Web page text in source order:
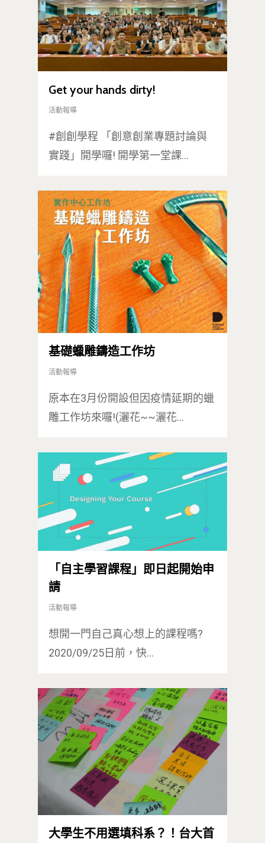
Get your hands dirty!
活動報導
#創創學程 「創意創業專題討論與
實踐」開學囉! 開學第一堂課…
基礎蠟雕鑄造工作坊
活動報導
原本在3月份開設但因疫情延期的蠟
雕工作坊來囉!(灑花~~灑花…
「自主學習課程」即日起開始申
請
活動報導
想開一門自己真心想上的課程嗎?
2020/09/25日前，快…
大學生不用選填科系？！台大首